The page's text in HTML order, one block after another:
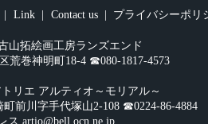
Link Contact us プライバシーポリ
山拓絵画工房ランズエンド
荒巻神明町18-4 ☎︎080-1817-4573
リエ アルティオ～モリアル～
町前川字手代塚山2-108 ☎︎0224-86-4884
ス artio@bell.ocn.ne.jp